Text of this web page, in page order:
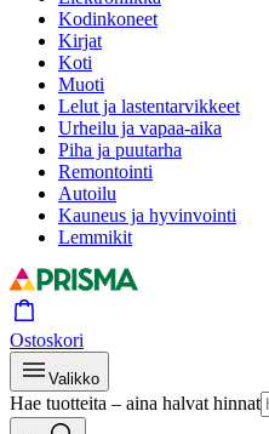
Kodinkoneet
Kirjat
Koti
Muoti
Lelut ja lastentarvikkeet
Urheilu ja vapaa-aika
Piha ja puutarha
Remontointi
Autoilu
Kauneus ja hyvinvointi
Lemmikit
Ostoskori
Valikko
Hae tuotteita – aina halvat hinnat